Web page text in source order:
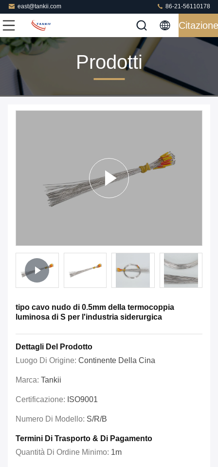
east@tankii.com 86-21-56110178
Citazione
Prodotti
tipo cavo nudo di 0.5mm della termocoppia
luminosa di S per l'industria siderurgica
Dettagli Del Prodotto
Luogo Di Origine: Continente Della Cina
Marca: Tankii
Certificazione: ISO9001
Numero Di Modello: S/R/B
Termini Di Trasporto & Di Pagamento
Quantità Di Ordine Minimo: 1m